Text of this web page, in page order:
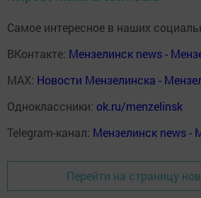
Самое интересное в наших
ВКонтакте: Мензелинск news -
MAX: Новости Мензелинска -
Одноклассники: ok.ru/menzelinsk
Telegram-канал: Мензелинск news -
Перейти на страницу